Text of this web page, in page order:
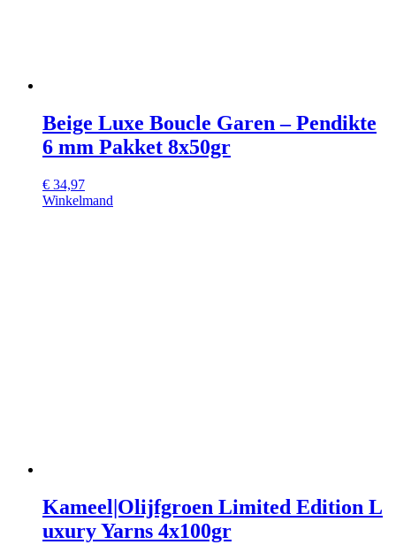
Beige Luxe Boucle Garen – Pendikte
6 mm Pakket 8x50gr
€ 34,97
Winkelmand
Kameel|Olijfgroen Limited Edition L
uxury Yarns 4x100gr